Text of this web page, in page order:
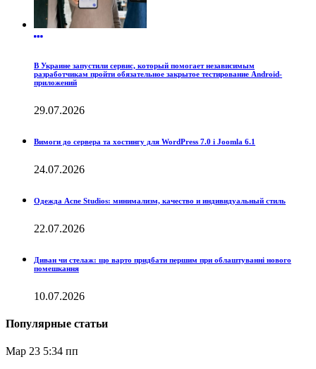
В Украине запустили сервис, который помогает независимым
разработчикам пройти обязательное закрытое тестирование Android-
приложений
29.07.2026
Вимоги до сервера та хостингу для WordPress 7.0 і Joomla 6.1
24.07.2026
Одежда Acne Studios: минимализм, качество и индивидуальный стиль
22.07.2026
Диван чи стелаж: що варто придбати першим при облаштуванні нового
помешкання
10.07.2026
Популярные статьи
Мар 23 5:34 пп